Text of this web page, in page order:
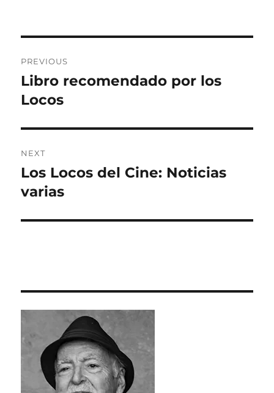
navigation
PREVIOUS
Previous
post:
Libro recomendado por los
Locos
NEXT
Next
post:
Los Locos del Cine: Noticias
varias